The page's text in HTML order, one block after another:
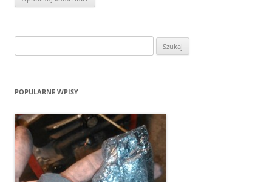
POPULARNE WPISY